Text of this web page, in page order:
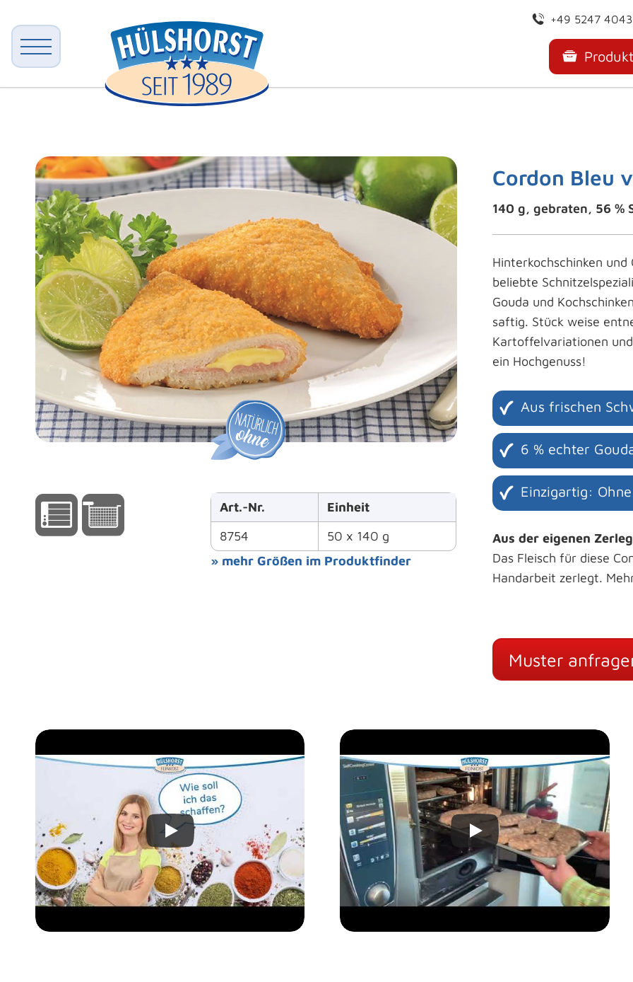
+49 5247
Art.-Nr.
Einheit
8754
50 x 140 g
» mehr Größen im Produktfinder
Cordon Bleu
140 g, gebraten, 56 %
Hinterkochschinken
beliebte
Gouda und
saftig. Stück weise
Kartoffelvariationen
ein Hochgenuss!
Aus frischen
6 % echter
Einzigartig:
Aus der eigenen
Das Fleisch für diese
Handarbeit zerlegt.
Muster